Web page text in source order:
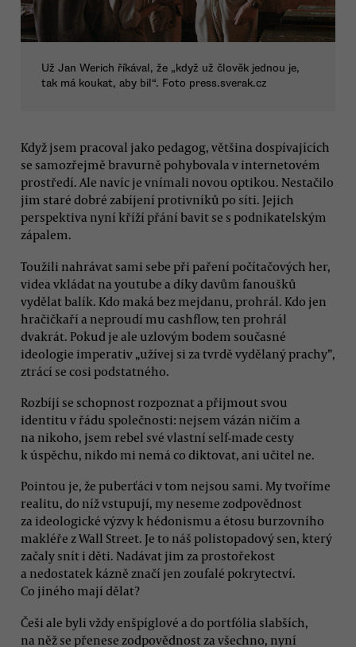
Už Jan Werich říkával, že „když už člověk jednou je,
tak má koukat, aby bil“. Foto press.sverak.cz
Když jsem pracoval jako pedagog, většina dospívajících
se samozřejmě bravurně pohybovala v internetovém
prostředí. Ale navíc je vnímali novou optikou. Nestačilo
jim staré dobré zabíjení protivníků po síti. Jejich
perspektiva nyní kříží přání bavit se s podnikatelským
zápalem.
Toužili nahrávat sami sebe při paření počítačových her,
videa vkládat na youtube a díky davům fanoušků
vydělat balík. Kdo maká bez mejdanu, prohrál. Kdo jen
hračičkaří a neproudí mu cashflow, ten prohrál
dvakrát. Pokud je ale uzlovým bodem současné
ideologie imperativ „užívej si za tvrdě vydělaný prachy”,
ztrácí se cosi podstatného.
Rozbíjí se schopnost rozpoznat a přijmout svou
identitu v řádu společnosti: nejsem vázán ničím a
na nikoho, jsem rebel své vlastní self-made cesty
k úspěchu, nikdo mi nemá co diktovat, ani učitel ne.
Pointou je, že puberťáci v tom nejsou sami. My tvoříme
realitu, do níž vstupují, my neseme zodpovědnost
za ideologické výzvy k hédonismu a étosu burzovního
makléře z Wall Street. Je to náš polistopadový sen, který
začaly snít i děti. Nadávat jim za prostořekost
a nedostatek kázně značí jen zoufalé pokrytectví.
Co jiného mají dělat?
Češi ale byli vždy enšpíglové a do portfólia slabších,
na něž se přenese zodpovědnost za všechno, nyní